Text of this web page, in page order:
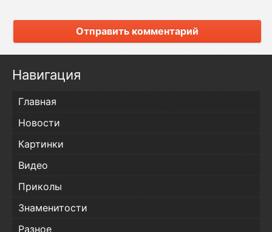
Отправить комментарий
Навигация
Главная
Новости
Картинки
Видео
Приколы
Знаменитости
Разное